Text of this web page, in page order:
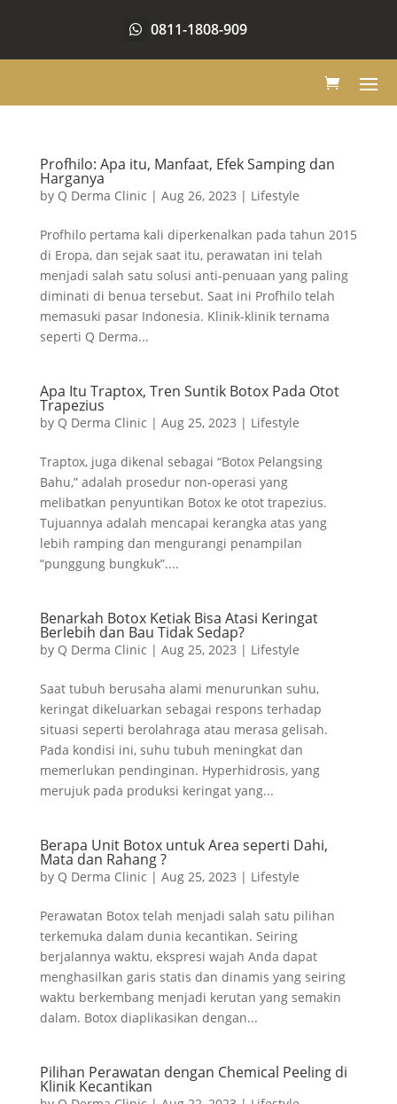
0811-1808-909
Profhilo: Apa itu, Manfaat, Efek Samping dan
Harganya
by Q Derma Clinic | Aug 26, 2023 | Lifestyle
Profhilo pertama kali diperkenalkan pada tahun 2015
di Eropa, dan sejak saat itu, perawatan ini telah
menjadi salah satu solusi anti-penuaan yang paling
diminati di benua tersebut. Saat ini Profhilo telah
memasuki pasar Indonesia. Klinik-klinik ternama
seperti Q Derma...
Apa Itu Traptox, Tren Suntik Botox Pada Otot
Trapezius
by Q Derma Clinic | Aug 25, 2023 | Lifestyle
Traptox, juga dikenal sebagai “Botox Pelangsing
Bahu,” adalah prosedur non-operasi yang
melibatkan penyuntikan Botox ke otot trapezius.
Tujuannya adalah mencapai kerangka atas yang
lebih ramping dan mengurangi penampilan
“punggung bungkuk”....
Benarkah Botox Ketiak Bisa Atasi Keringat
Berlebih dan Bau Tidak Sedap?
by Q Derma Clinic | Aug 25, 2023 | Lifestyle
Saat tubuh berusaha alami menurunkan suhu,
keringat dikeluarkan sebagai respons terhadap
situasi seperti berolahraga atau merasa gelisah.
Pada kondisi ini, suhu tubuh meningkat dan
memerlukan pendinginan. Hyperhidrosis, yang
merujuk pada produksi keringat yang...
Berapa Unit Botox untuk Area seperti Dahi,
Mata dan Rahang ?
by Q Derma Clinic | Aug 25, 2023 | Lifestyle
Perawatan Botox telah menjadi salah satu pilihan
terkemuka dalam dunia kecantikan. Seiring
berjalannya waktu, ekspresi wajah Anda dapat
menghasilkan garis statis dan dinamis yang seiring
waktu berkembang menjadi kerutan yang semakin
dalam. Botox diaplikasikan dengan...
Pilihan Perawatan dengan Chemical Peeling di
Klinik Kecantikan